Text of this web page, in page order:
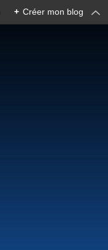
+ Créer mon blog